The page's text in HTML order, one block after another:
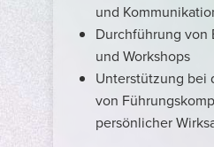
und
Durchführung von
und Workshops
Unterstützung bei
von
persönlicher